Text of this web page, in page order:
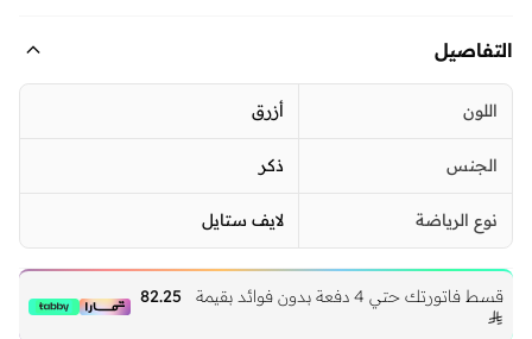
التفاصيل
اللون أزرق
الجنس ذكر
نوع الرياضة لايف ستايل
قسط فاتورتك حتي 4 دفعة بدون فوائد بقيمة
82.25
